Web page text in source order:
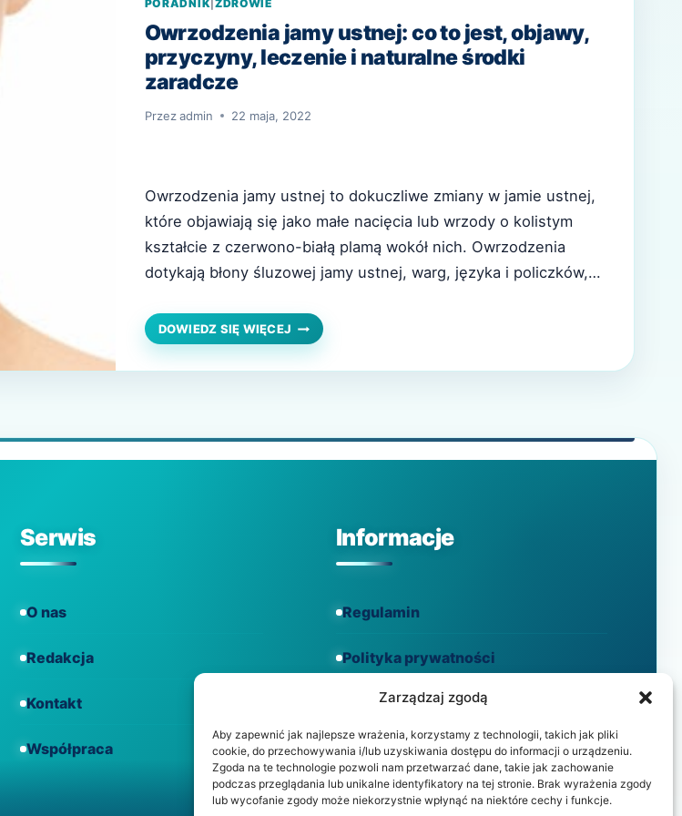
Zarządzaj zgodą
Aby zapewnić jak najlepsze wrażenia, korzystamy z technologii, takich jak pliki
cookie, do przechowywania i/lub uzyskiwania dostępu do informacji o urządzeniu.
Zgoda na te technologie pozwoli nam przetwarzać dane, takie jak zachowanie
podczas przeglądania lub unikalne identyfikatory na tej stronie. Brak wyrażenia zgody
lub wycofanie zgody może niekorzystnie wpłynąć na niektóre cechy i funkcje.
PORADNIK ZDROWIE
Owrzodzenia jamy ustnej: co to jest, objawy,
przyczyny, leczenie i naturalne środki
zaradcze
Przez admin 22 maja, 2022
Owrzodzenia jamy ustnej to dokuczliwe zmiany w jamie ustnej,
które objawiają się jako małe nacięcia lub wrzody o kolistym
kształcie z czerwono-białą plamą wokół nich. Owrzodzenia
dotykają błony śluzowej jamy ustnej, warg, języka i policzków,
jeśli objawy są szybko leczone, można je złagodzić w ciągu
kilku…
DOWIEDZ SIĘ WIĘCEJ OWRZODZENIA
JAMY
ZARADCZE
Serwis
O nas
Redakcja
Kontakt
Współpraca
Informacje
Regulamin
Polityka prywatności
Polityka cookies